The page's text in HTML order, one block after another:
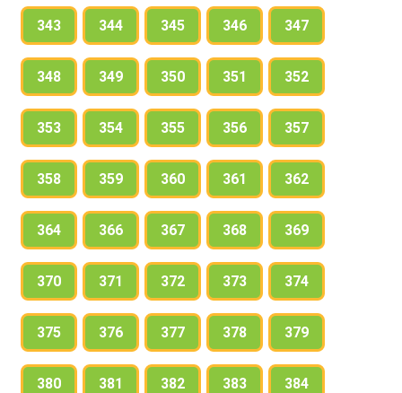
343 344 345 346 347
348 349 350 351 352
353 354 355 356 357
358 359 360 361 362
364 366 367 368 369
370 371 372 373 374
375 376 377 378 379
380 381 382 383 384